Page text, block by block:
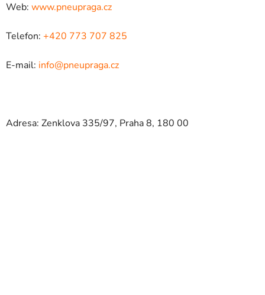
Web: www.pneupraga.cz
Telefon: +420 773 707 825
E-mail: info@pneupraga.cz
Adresa: Zenklova 335/97, Praha 8, 180 00